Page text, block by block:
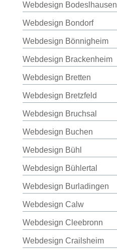
Webdesign Bodeslhausen
Webdesign Bondorf
Webdesign Bönnigheim
Webdesign Brackenheim
Webdesign Bretten
Webdesign Bretzfeld
Webdesign Bruchsal
Webdesign Buchen
Webdesign Bühl
Webdesign Bühlertal
Webdesign Burladingen
Webdesign Calw
Webdesign Cleebronn
Webdesign Crailsheim